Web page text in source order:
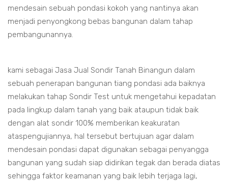
mendesain sebuah pondasi kokoh yang nantinya akan
menjadi penyongkong bebas bangunan dalam tahap
pembangunannya.
kami sebagai Jasa Jual Sondir Tanah Binangun dalam
sebuah penerapan bangunan tiang pondasi ada baiknya
melakukan tahap Sondir Test untuk mengetahui kepadatan
pada lingkup dalam tanah yang baik ataupun tidak baik
dengan alat sondir 100% memberikan keakuratan
ataspengujiannya, hal tersebut bertujuan agar dalam
mendesain pondasi dapat digunakan sebagai penyangga
bangunan yang sudah siap didirikan tegak dan berada diatas
sehingga faktor keamanan yang baik lebih terjaga lagi,